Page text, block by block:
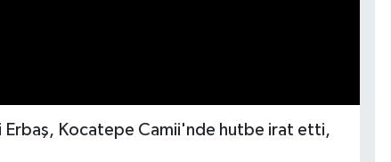
Erbaş, Kocatepe Camii'nde hutbe irat etti,